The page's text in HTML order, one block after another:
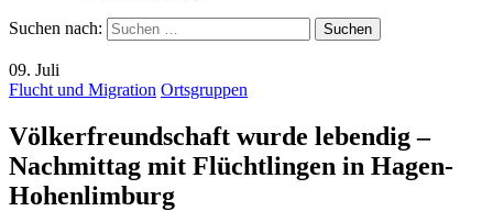
Suchen nach:
09. Juli
Flucht und Migration Ortsgruppen
Völkerfreundschaft wurde lebendig –
Nachmittag mit Flüchtlingen in Hagen-
Hohenlimburg